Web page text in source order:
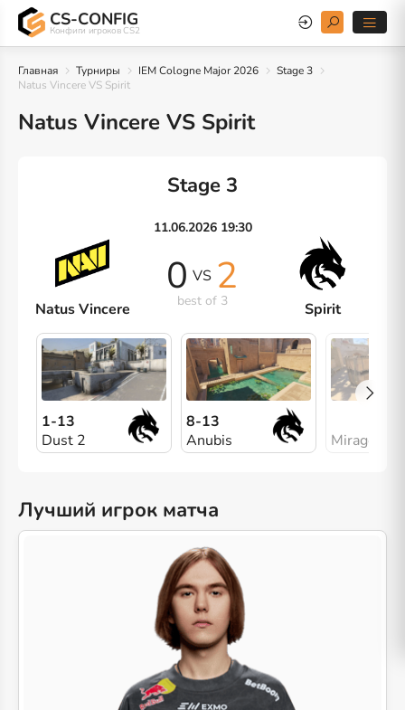
CS-CONFIG
Конфиги игроков CS2
Главная Турниры IEM Cologne Major 2026
Stage 3
Natus Vincere VS Spirit
Natus Vincere VS Spirit
Stage 3
11.06.2026 19:30
Natus Vincere
0 VS 2
best of 3 Spirit
1-13
Dust 2
8-13
Anubis
Mirage
Лучший игрок матча